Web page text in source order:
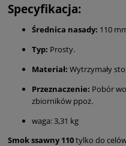
Specyfikacja:
Średnica nasady: 110
Typ: Prosty.
Materiał: Wytrzymały
Przeznaczenie: Pobór
zbiorników ppoż.
waga: 3,31 kg
Smok ssawny 110tylko do